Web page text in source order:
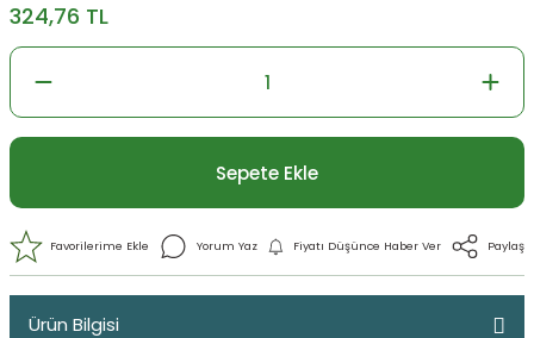
324,76 TL
Sepete Ekle
Ürün Bilgisi